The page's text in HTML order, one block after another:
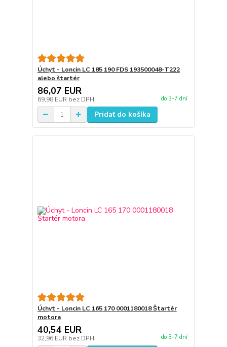
Úchyt - Loncin LC 185 190 FDS 193500048-T222
alebo štartér
86,07 EUR
69,98 EUR bez DPH do 3-7 dní
Pridať do košíka
Úchyt - Loncin LC 165 170 0001180018 Štartér
motora
40,54 EUR
32,96 EUR bez DPH do 3-7 dní